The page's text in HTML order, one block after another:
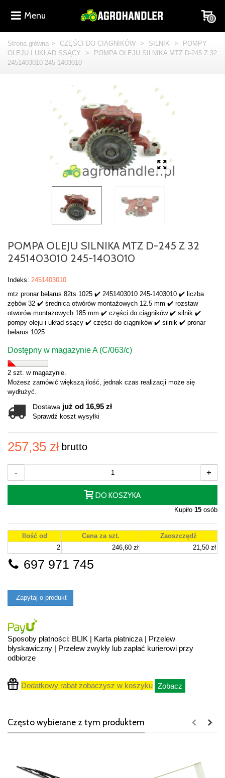
Menu 0
Strona główna > CZĘŚCI DO CIĄGNIKÓW > SILNIK >
POMPY
OLEJU I UKŁAD SSĄCY
>
POMPA OLEJU SILNIKA MTZ D-245 Z 32
2451403010 245-1403010
POMPA OLEJU SILNIKA MTZ D-245 Z 32
2451403010 245-1403010
Indeks: 2451403010
mtz pronar belarus 82ts 1025 ✔️ 2451403010 245-1403010 ✔️ liczba
zębów 32 ✔️ średnica otwórów montażowych 12.5 mm ✔️ rozstaw
otworów montażowych 185 mm ✔️ części do ciągników ✔️ silnik ✔️
pompy oleju i układ ssący ✔️ części do ciągników ✔️ silnik ✔️ pronar
belarus 1025
Dostępny w magazynie A (C/063/c)
2 szt. w magazynie.
Możesz zamówić większą ilość, jednak czas realizacji może się
wydłużyć.
Dostawa już od 16,95 zł
Sprawdź koszt wysyłki
257,35 zł brutto
- +
DO KOSZYKA
Kupiło 15 osób
Ilość od Cena za szt.
Zaoszczędź
2
246,60 zł 21,50 zł
697 971 745
Zapytaj o produkt
Sposoby płatności: BLIK | Karta płatnicza | Przelew
błyskawiczny | Przelew zwykły lub zapłać kurierowi przy
odbiorze
Dodatkowy rabat zobaczysz w koszyku Zobacz
Często wybierane z tym produktem